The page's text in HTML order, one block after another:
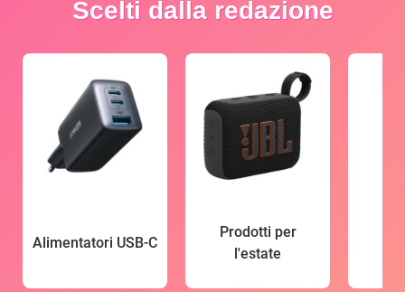
Scelti dalla redazione
Alimentatori USB-C
Prodotti per
l'estate